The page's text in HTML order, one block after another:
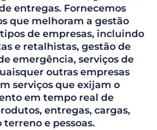
entregas. Fornecemos
que melhoram a gestão
de empresas, incluindo
e retalhistas, gestão de
emergência, serviços de
outras empresas
serviços que exijam o
em tempo real de
entregas, cargas,
terreno e pessoas.